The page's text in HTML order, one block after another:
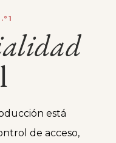
está
de acceso,